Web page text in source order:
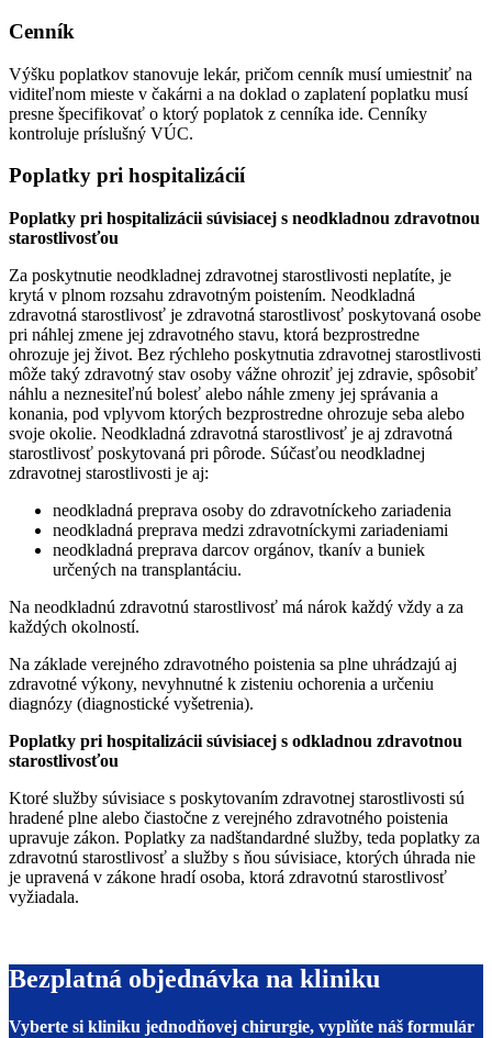
Cenník
Výšku poplatkov stanovuje lekár, pričom cenník musí umiestniť na
viditeľnom mieste v čakárni a na doklad o zaplatení poplatku musí
presne špecifikovať o ktorý poplatok z cenníka ide. Cenníky
kontroluje príslušný VÚC.
Poplatky pri hospitalizácií
Poplatky pri hospitalizácii súvisiacej s neodkladnou zdravotnou
starostlivosťou
Za poskytnutie neodkladnej zdravotnej starostlivosti neplatíte, je
krytá v plnom rozsahu zdravotným poistením. Neodkladná
zdravotná starostlivosť je zdravotná starostlivosť poskytovaná osobe
pri náhlej zmene jej zdravotného stavu, ktorá bezprostredne
ohrozuje jej život. Bez rýchleho poskytnutia zdravotnej starostlivosti
môže taký zdravotný stav osoby vážne ohroziť jej zdravie, spôsobiť
náhlu a neznesiteľnú bolesť alebo náhle zmeny jej správania a
konania, pod vplyvom ktorých bezprostredne ohrozuje seba alebo
svoje okolie. Neodkladná zdravotná starostlivosť je aj zdravotná
starostlivosť poskytovaná pri pôrode. Súčasťou neodkladnej
zdravotnej starostlivosti je aj:
neodkladná preprava osoby do zdravotníckeho zariadenia
neodkladná preprava medzi zdravotníckymi zariadeniami
neodkladná preprava darcov orgánov, tkanív a buniek
určených na transplantáciu.
Na neodkladnú zdravotnú starostlivosť má nárok každý vždy a za
každých okolností.
Na základe verejného zdravotného poistenia sa plne uhrádzajú aj
zdravotné výkony, nevyhnutné k zisteniu ochorenia a určeniu
diagnózy (diagnostické vyšetrenia).
Poplatky pri hospitalizácii súvisiacej s odkladnou zdravotnou
starostlivosťou
Ktoré služby súvisiace s poskytovaním zdravotnej starostlivosti sú
hradené plne alebo čiastočne z verejného zdravotného poistenia
upravuje zákon. Poplatky za nadštandardné služby, teda poplatky za
zdravotnú starostlivosť a služby s ňou súvisiace, ktorých úhrada nie
je upravená v zákone hradí osoba, ktorá zdravotnú starostlivosť
vyžiadala.
Bezplatná objednávka na kliniku
Vyberte si kliniku jednodňovej chirurgie, vyplňte náš formulár